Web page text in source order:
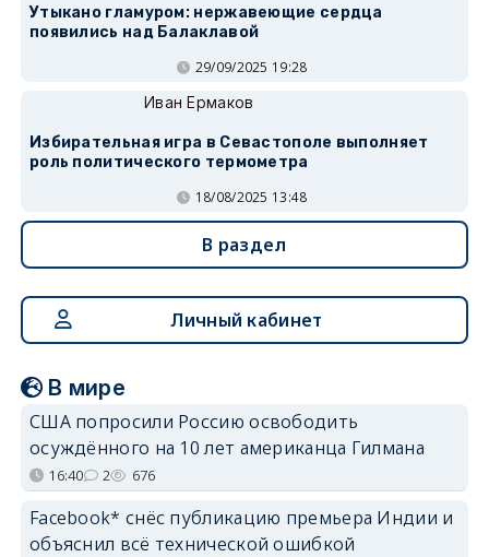
Утыкано гламуром: нержавеющие сердца
появились над Балаклавой
29/09/2025 19:28
Иван Ермаков
Избирательная игра в Севастополе выполняет
роль политического термометра
18/08/2025 13:48
В раздел
Личный кабинет
В мире
США попросили Россию освободить
осуждённого на 10 лет американца Гилмана
16:40 2 676
Facebook* снёс публикацию премьера Индии и
объяснил всё технической ошибкой